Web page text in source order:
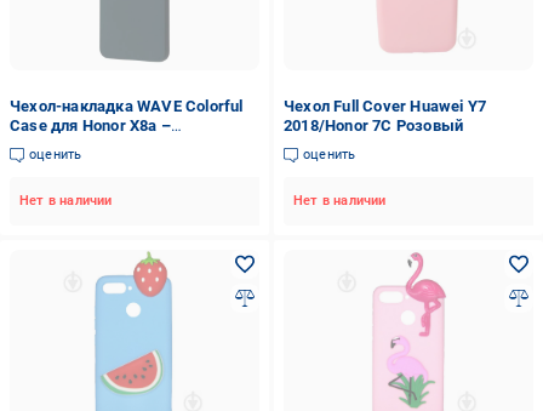
Чехол-накладка WAVE Colorful
Case для Honor X8a –
силиконовый лесной зеленый
оценить
Нет в наличии
Чехол Full Cover Huawei Y7
2018/Honor 7C Розовый
оценить
Нет в наличии